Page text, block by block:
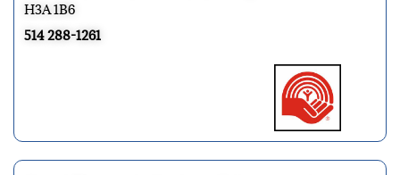
H3A 1B6
514 288-1261